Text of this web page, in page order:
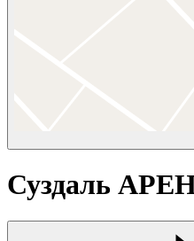
Суздаль